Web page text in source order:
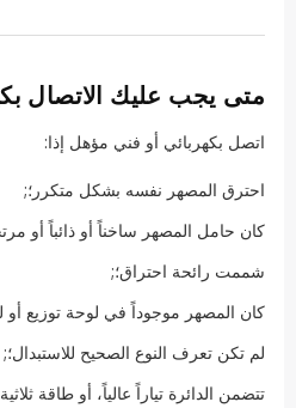
متى يجب عليك الاتصال
اتصل بكهربائي أو فني مؤهل إذا:
احترق المصهر نفسه بشكل متكرر؛;
كان حامل المصهر ساخناً أو ذائباً أو
شممت رائحة احتراق؛;
كان المصهر موجوداً في لوحة توزيع أو
لم تكن تعرف النوع الصحيح للاستبدال؛;
تتضمن الدائرة تياراً عالياً، أو طاقة